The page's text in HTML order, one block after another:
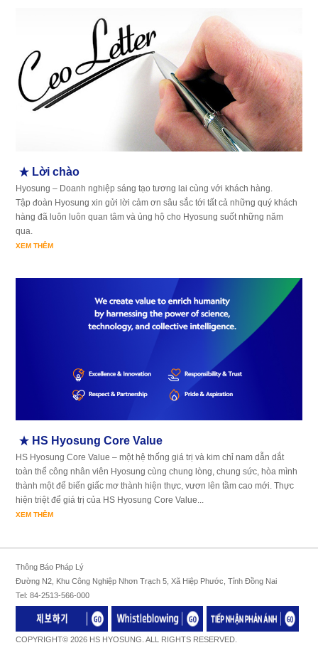
Lời chào
Hyosung – Doanh nghiệp sáng tạo tương lai cùng với khách hàng.
Tập đoàn Hyosung xin gửi lời cảm ơn sâu sắc tới tất cả những quý khách
hàng đã luôn luôn quan tâm và ủng hộ cho Hyosung suốt những năm
qua.
XEM THÊM
HS Hyosung Core Value
HS Hyosung Core Value – một hệ thống giá trị và kim chỉ nam dẫn dắt
toàn thể công nhân viên Hyosung cùng chung lòng, chung sức, hòa mình
thành một để biến giấc mơ thành hiện thực, vươn lên tầm cao mới. Thực
hiện triệt để giá trị của HS Hyosung Core Value...
XEM THÊM
Thông Báo Pháp Lý
Đường N2, Khu Công Nghiệp Nhơn Trạch 5, Xã Hiệp Phước, Tỉnh Đồng Nai
Tel: 84-2513-566-000
COPYRIGHT© 2026 HS HYOSUNG. ALL RIGHTS RESERVED.